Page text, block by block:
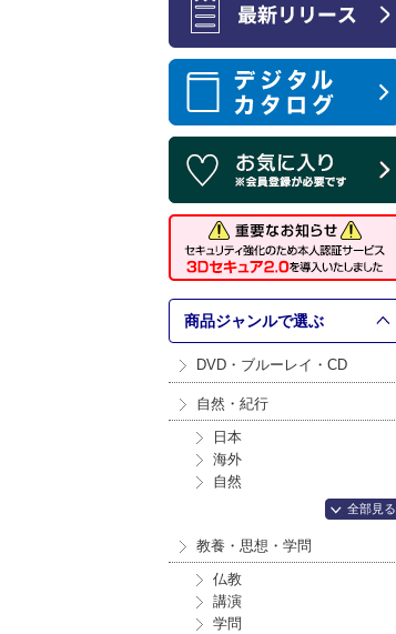
商品ジャンルで選ぶ
DVD・ブルーレイ・CD
自然・紀行
日本
海外
自然
全部見る
教養・思想・学問
仏教
講演
学問